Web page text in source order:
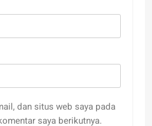
dan situs web saya pada
saya berikutnya.